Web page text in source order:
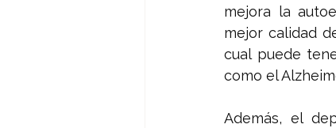
mejora la
mejor calidad
cual puede
como el
Además, el